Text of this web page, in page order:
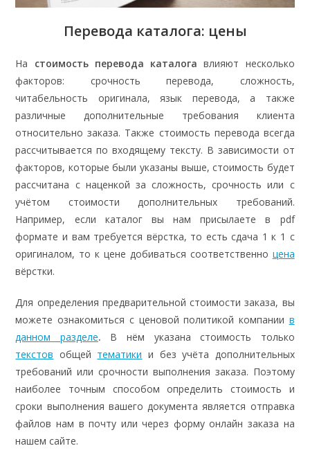
Перевода каталога: цены
На стоимость перевода каталога влияют несколько
факторов: срочность перевода, сложность,
читабельность оригинала, язык перевода, а также
различные дополнительные требования клиента
относительно заказа. Также стоимость перевода всегда
рассчитывается по входящему тексту. В зависимости от
факторов, которые были указаны выше, стоимость будет
рассчитана с наценкой за сложность, срочность или с
учётом стоимости дополнительных требований.
Например, если каталог вы нам присылаете в pdf
формате и вам требуется вёрстка, то есть сдача 1 к 1 с
оригиналом, то к цене добиваться соответственно цена
вёрстки.
Для определения предварительной стоимости заказа, вы
можете ознакомиться с ценовой политикой компании в
данном разделе. В нём указана стоимость только
текстов общей тематики и без учёта дополнительных
требований или срочности выполнения заказа. Поэтому
наиболее точным способом определить стоимость и
сроки выполнения вашего документа является отправка
файлов нам в почту или через форму онлайн заказа на
нашем сайте.